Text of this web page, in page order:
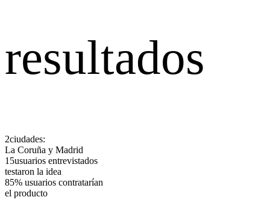
resultados
2ciudades:
La Coruña y Madrid
15usuarios entrevistados
testaron la idea
85% usuarios contratarían
el producto